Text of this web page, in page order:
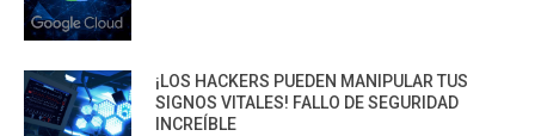
¡LOS HACKERS PUEDEN MANIPULAR TUS
SIGNOS VITALES! FALLO DE SEGURIDAD
INCREÍBLE